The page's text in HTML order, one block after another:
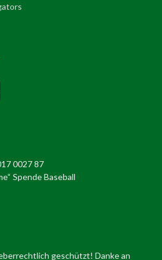
0027 87
Spende Baseball
geschützt! Danke an